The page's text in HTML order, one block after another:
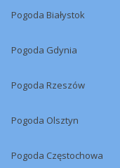
Pogoda Białystok
Pogoda Gdynia
Pogoda Rzeszów
Pogoda Olsztyn
Pogoda Częstochowa